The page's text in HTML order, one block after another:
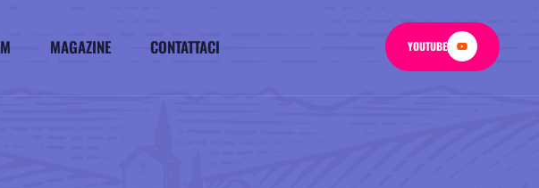
MAGAZINE CONTATTACI YOUTUBE